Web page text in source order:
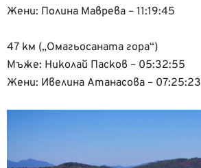
Жени: Полина Маврева – 11:19:45
47 км („Омагьосаната гора“)
Мъже: Николай Пасков – 05:32:55
Жени: Ивелина Атанасова – 07:25:23